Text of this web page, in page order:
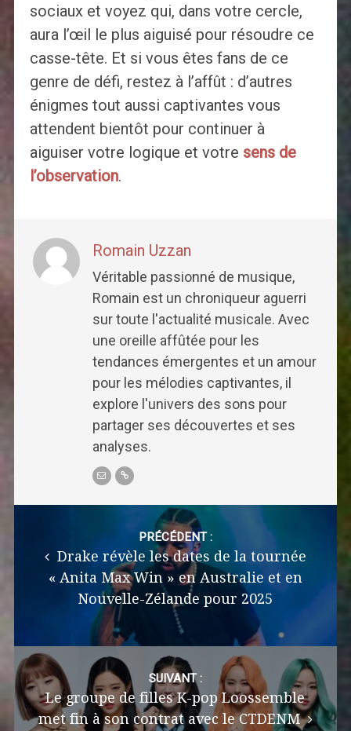
sociaux et voyez qui, dans votre cercle,
aura l’œil le plus aiguisé pour résoudre ce
casse-tête. Et si vous êtes fans de ce
genre de défi, restez à l’affût : d’autres
énigmes tout aussi captivantes vous
attendent bientôt pour continuer à
aiguiser votre logique et votre sens de
l’observation.
Romain Uzzan
Véritable passionné de musique,
Romain est un chroniqueur aguerri
sur toute l'actualité musicale. Avec
une oreille affûtée pour les
tendances émergentes et un amour
pour les mélodies captivantes, il
explore l'univers des sons pour
partager ses découvertes et ses
analyses.
PRÉCÉDENT :
Drake révèle les dates de la tournée
« Anita Max Win » en Australie et en
Nouvelle-Zélande pour 2025
SUIVANT :
Le groupe de filles K-pop Loossemble
met fin à son contrat avec le CTDENM